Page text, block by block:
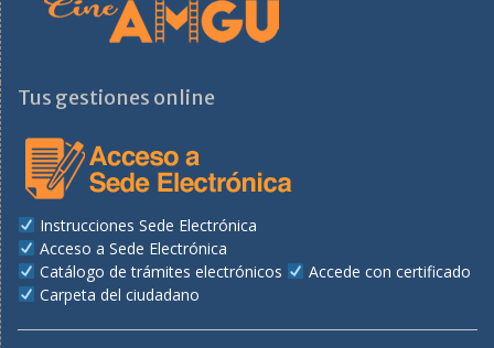
Tus gestiones online
Instrucciones Sede Electrónica
Acceso a Sede Electrónica
Catálogo de trámites electrónicos
Accede con certificado
Carpeta del ciudadano